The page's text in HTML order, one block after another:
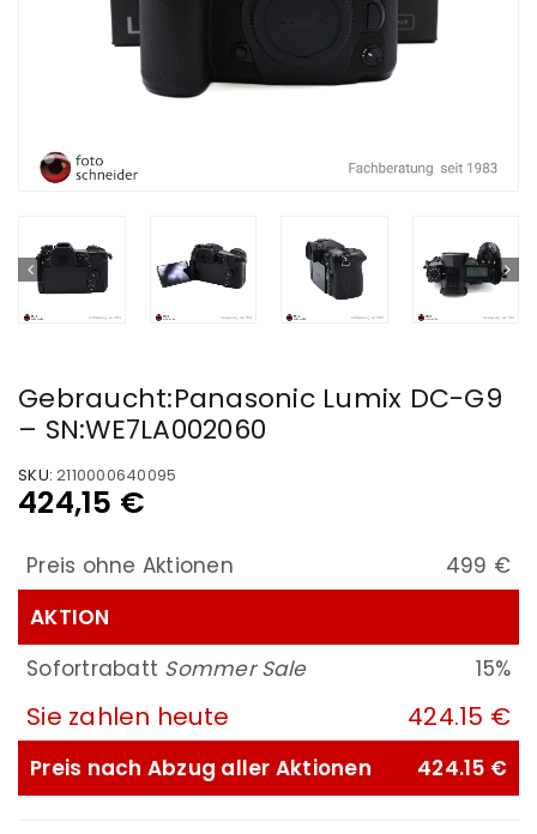
Gebraucht:Panasonic Lumix DC-G9
– SN:WE7LA002060
SKU: 2110000640095
424,15 €
Preis ohne Aktionen
499 €
AKTION
Sofortrabatt Sommer Sale 15%
Sie zahlen heute 424.15 €
Preis nach Abzug aller Aktionen 424.15 €